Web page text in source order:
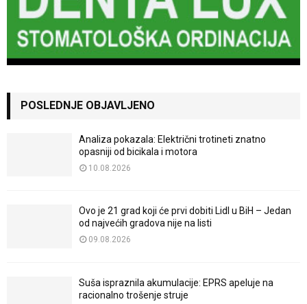
POSLEDNJE OBJAVLJENO
Analiza pokazala: Električni trotineti znatno
opasniji od bicikala i motora
10.08.2026
Ovo je 21 grad koji će prvi dobiti Lidl u BiH – Jedan
od najvećih gradova nije na listi
09.08.2026
Suša ispraznila akumulacije: EPRS apeluje na
racionalno trošenje struje